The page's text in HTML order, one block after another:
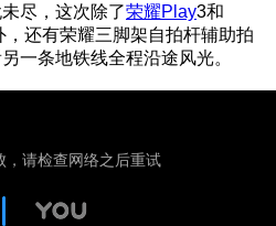
尽，这次除了荣耀Play3和
，还有荣耀三脚架自拍杆辅助拍
一条地铁线全程沿途风光。